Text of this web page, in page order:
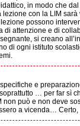
in modo che
con la LIM sarà
possono
di attenzione e di
si creano
di ogni istituto
e
… per far sì
può e non deve
a vicenda…